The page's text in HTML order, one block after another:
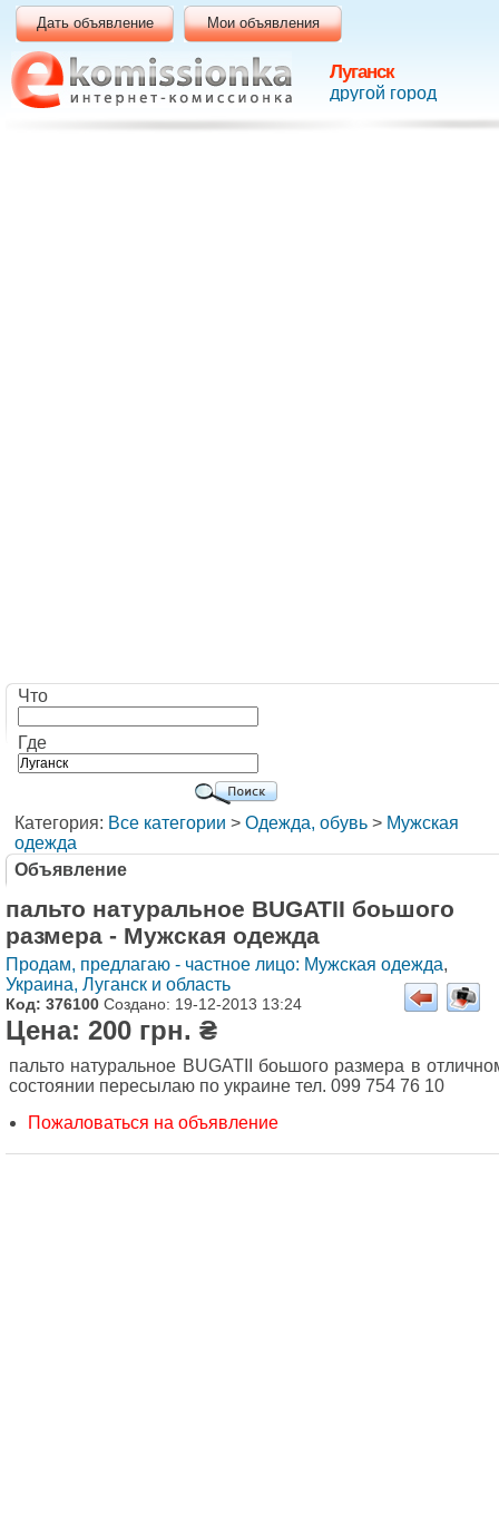
Луганск
другой город
Дать объявление Мои объявления
Что
Где
Категория: Все категории > Одежда, обувь > Мужская
одежда
Объявление
пальто натуральное BUGATII боьшого
размера - Мужская одежда
Продам, предлагаю - частное лицо: Мужская одежда,
Украина, Луганск и область
Код: 376100 Создано: 19-12-2013 13:24
Цена: 200 грн. ₴
пальто натуральное BUGATII боьшого размера в
состоянии пересылаю по украине тел. 099 754 76 10
Пожаловаться на объявление